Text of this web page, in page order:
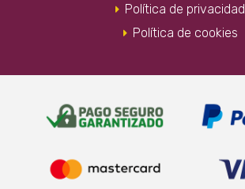
Política de privacidad
Política de cookies